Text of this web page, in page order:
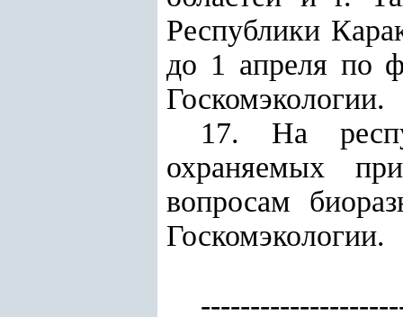
Республики
до 1 апреля по
Госкомэкологии.
17. На
охраняемых
вопросам
Госкомэкологии.